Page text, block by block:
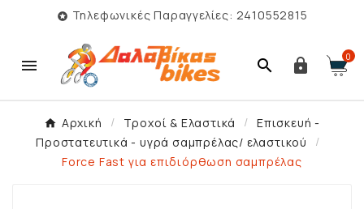
 Τηλεφωνικές Παραγγελίες: 2410552815
   0
Αρχική Τροχοί & Ελαστικά
Επισκευή -
Προστατευτικά - υγρά σαμπρέλας/ ελαστικού
Force Fast για επιδιόρθωση σαμπρέλας